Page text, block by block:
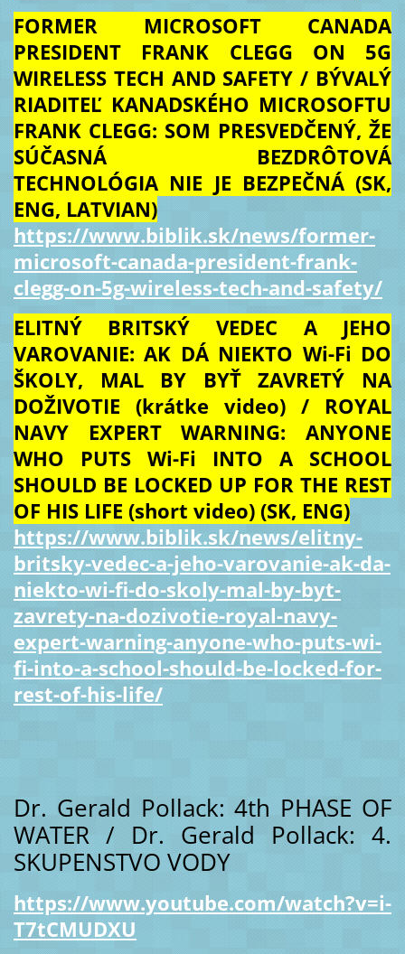
FORMER MICROSOFT CANADA
PRESIDENT FRANK CLEGG ON 5G
WIRELESS TECH AND SAFETY / BÝVALÝ
RIADITEĽ KANADSKÉHO MICROSOFTU
FRANK CLEGG: SOM PRESVEDČENÝ, ŽE
SÚČASNÁ BEZDRÔTOVÁ
TECHNOLÓGIA NIE JE BEZPEČNÁ (SK,
ENG, LATVIAN)
https://www.biblik.sk/news/former-
microsoft-canada-president-frank-
clegg-on-5g-wireless-tech-and-safety/
ELITNÝ BRITSKÝ VEDEC A JEHO
VAROVANIE: AK DÁ NIEKTO Wi-Fi DO
ŠKOLY, MAL BY BYŤ ZAVRETÝ NA
DOŽIVOTIE (krátke video) / ROYAL
NAVY EXPERT WARNING: ANYONE
WHO PUTS Wi-Fi INTO A SCHOOL
SHOULD BE LOCKED UP FOR THE REST
OF HIS LIFE (short video) (SK, ENG)
https://www.biblik.sk/news/elitny-
britsky-vedec-a-jeho-varovanie-ak-da-
niekto-wi-fi-do-skoly-mal-by-byt-
zavrety-na-dozivotie-royal-navy-
expert-warning-anyone-who-puts-wi-
fi-into-a-school-should-be-locked-for-
rest-of-his-life/
Dr. Gerald Pollack: 4th PHASE OF
WATER / Dr. Gerald Pollack: 4.
SKUPENSTVO VODY
https://www.youtube.com/watch?v=i-
T7tCMUDXU